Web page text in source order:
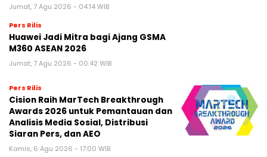
Jumat, 7 Agu 2026 - 04:14 WIB
Pers Rilis
Huawei Jadi Mitra bagi Ajang GSMA
M360 ASEAN 2026
Jumat, 7 Agu 2026 - 00:42 WIB
Pers Rilis
Cision Raih MarTech Breakthrough
Awards 2026 untuk Pemantauan dan
Analisis Media Sosial, Distribusi
Siaran Pers, dan AEO
Kamis, 6 Agu 2026 - 17:00 WIB